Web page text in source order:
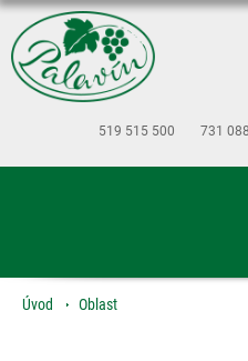
519 515 500 731
Úvod Oblast